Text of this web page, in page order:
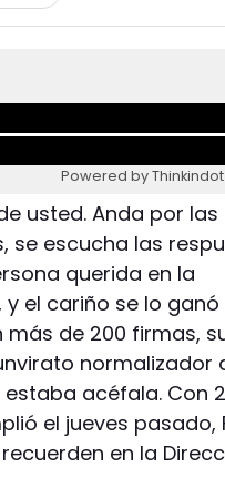
Powered by
usted. Anda por
se escucha las
querida en la
y el cariño se lo
de 200 firmas,
normalizador
acéfala. Con
el jueves pasado,
en la